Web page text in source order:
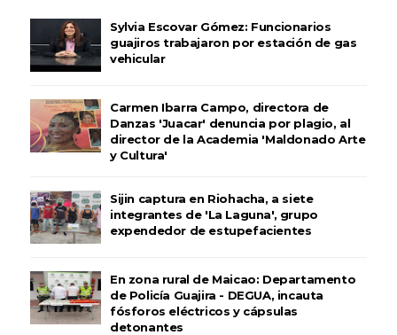
Sylvia Escovar Gómez: Funcionarios
guajiros trabajaron por estación de gas
vehicular
Carmen Ibarra Campo, directora de
Danzas 'Juacar' denuncia por plagio, al
director de la Academia 'Maldonado Arte
y Cultura'
Sijin captura en Riohacha, a siete
integrantes de 'La Laguna', grupo
expendedor de estupefacientes
En zona rural de Maicao: Departamento
de Policía Guajira - DEGUA, incauta
fósforos eléctricos y cápsulas
detonantes